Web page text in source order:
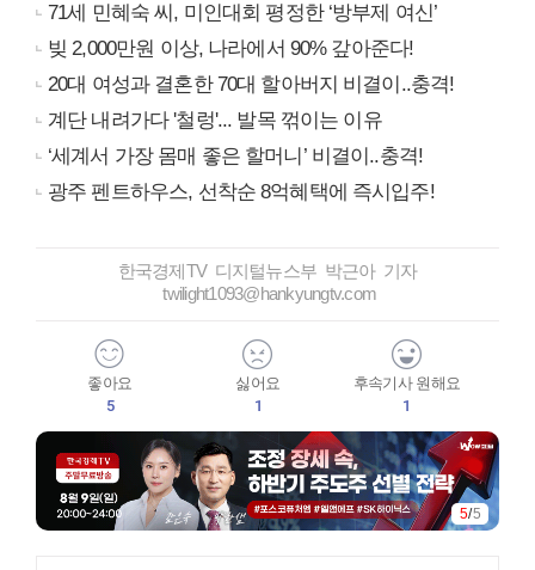
71세 민혜숙 씨, 미인대회 평정한 ‘방부제 여신’
빚 2,000만원 이상, 나라에서 90% 갚아준다!
20대 여성과 결혼한 70대 할아버지 비결이..충격!
계단 내려가다 '철렁'... 발목 꺾이는 이유
‘세계서 가장 몸매 좋은 할머니’ 비결이..충격!
광주 펜트하우스, 선착순 8억혜택에 즉시입주!
한국경제TV 디지털뉴스부 박근아 기자
twilight1093@hankyungtv.com
좋아요
5
싫어요
1
후속기사 원해요
1
5/5